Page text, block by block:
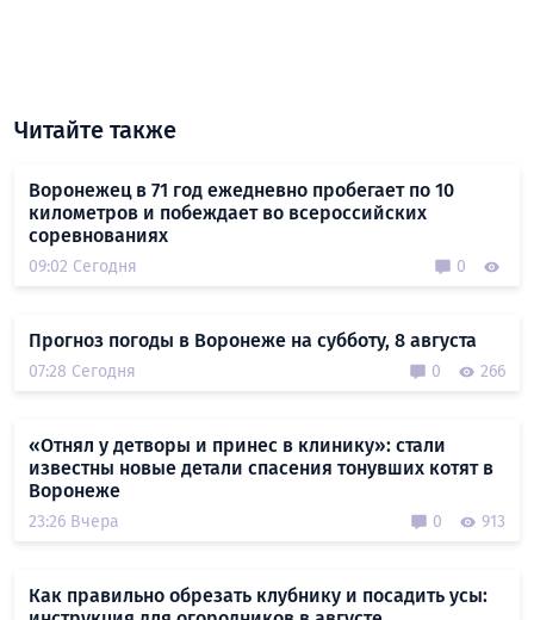
Читайте также
Воронежец в 71 год ежедневно пробегает по 10
километров и побеждает во всероссийских
соревнованиях
09:02 Сегодня 0
Прогноз погоды в Воронеже на субботу, 8 августа
07:28 Сегодня 0 266
«Отнял у детворы и принес в клинику»: стали
известны новые детали спасения тонувших котят в
Воронеже
23:26 Вчера 0 913
Как правильно обрезать клубнику и посадить усы: